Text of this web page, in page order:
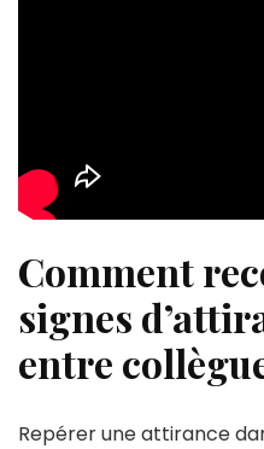
Comment
signes
entre
Repérer une attirance